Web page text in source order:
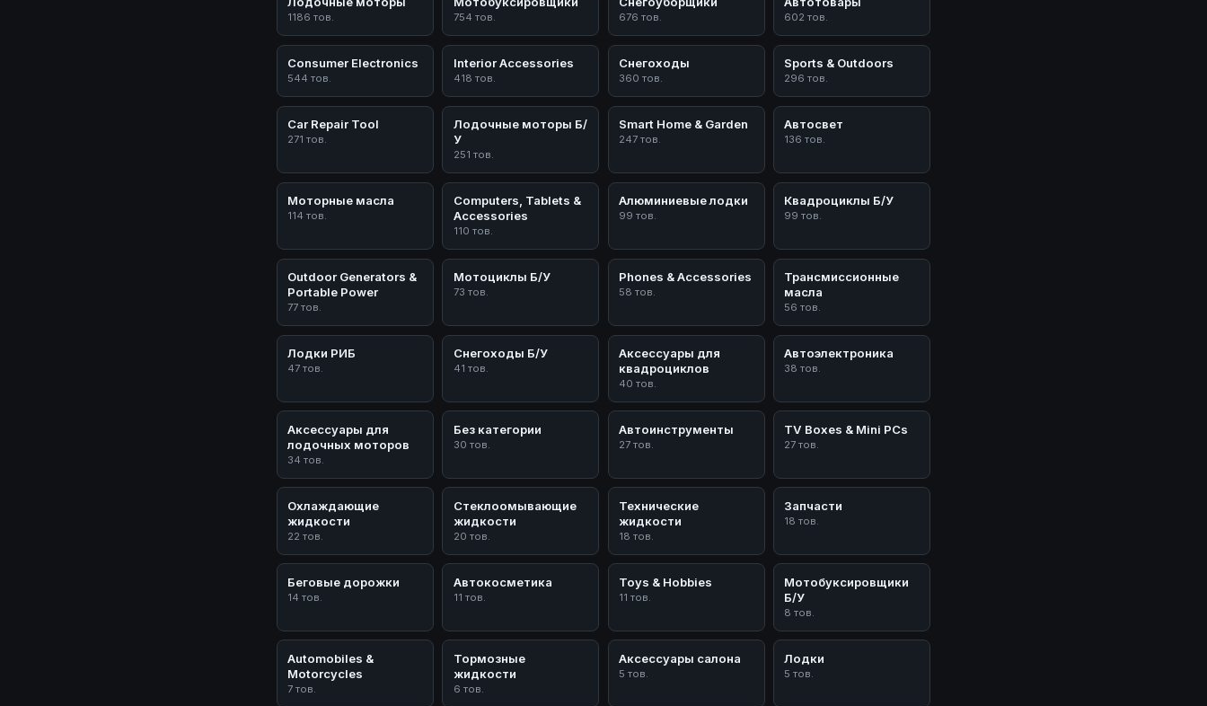
1186 тов. 754 тов. 676 тов. 602 тов.
Consumer Electronics
544 тов.
Interior Accessories
418 тов.
Снегоходы
360 тов.
Sports & Outdoors
296 тов.
Car Repair Tool
271 тов.
Лодочные моторы Б/
У
251 тов.
Smart Home & Garden
247 тов.
Автосвет
136 тов.
Моторные масла
114 тов.
Computers, Tablets &
Accessories
110 тов.
Алюминиевые лодки
99 тов.
Квадроциклы Б/У
99 тов.
Outdoor Generators &
Portable Power
77 тов.
Мотоциклы Б/У
73 тов.
Phones & Accessories
58 тов.
Трансмиссионные
масла
56 тов.
Лодки РИБ
47 тов.
Снегоходы Б/У
41 тов.
Аксессуары для
квадроциклов
40 тов.
Автоэлектроника
38 тов.
Аксессуары для
лодочных моторов
34 тов.
Без категории
30 тов.
Автоинструменты
27 тов.
TV Boxes & Mini PCs
27 тов.
Охлаждающие
жидкости
22 тов.
Стеклоомывающие
жидкости
20 тов.
Технические
жидкости
18 тов.
Запчасти
18 тов.
Беговые дорожки
14 тов.
Автокосметика
11 тов.
Toys & Hobbies
11 тов.
Мотобуксировщики
Б/У
8 тов.
Automobiles &
Motorcycles
7 тов.
Тормозные
жидкости
6 тов.
Аксессуары салона
5 тов.
Лодки
5 тов.